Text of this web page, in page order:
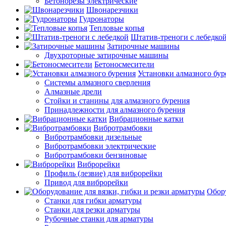
Швонарезчики
Гудронаторы
Тепловые копья
Штатив-треноги с лебедкой
Затирочные машины
Двухроторные затирочные машины
Бетоносмесители
Установки алмазного
Системы алмазного сверления
Алмазные дрели
Стойки и станины для алмазного бурения
Принадлежности для алмазного бурения
Вибрационные катки
Вибротрамбовки
Вибротрамбовки дизельные
Вибротрамбовки электрические
Вибротрамбовки бензиновые
Виброрейки
Профиль (лезвие) для виброрейки
Привод для виброрейки
Станки для гибки арматуры
Станки для резки арматуры
Рубочные станки для арматуры